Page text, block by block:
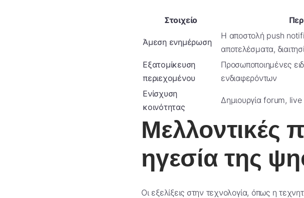
Στοιχείο
Άμεση ενημέρωση
Η αποστολή push
αποτελέσματα,
Εξατομίκευση
περιεχομένου
Προσωποποιημένες
ενδιαφερόντων
Ενίσχυση
κοινότητας
Δημιουργία forum, live
Μελλοντικές
ηγεσία της
Οι εξελίξεις στην τεχνολογία, όπως η